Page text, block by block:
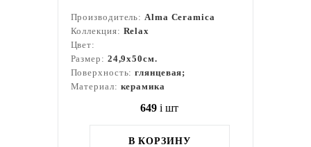
Производитель:Alma Ceramica
Коллекция: Relax
Цвет:
Размер: 24,9x50см.
Поверхность:глянцевая;
Материал: керамика
649 i шт
В КОРЗИНУ